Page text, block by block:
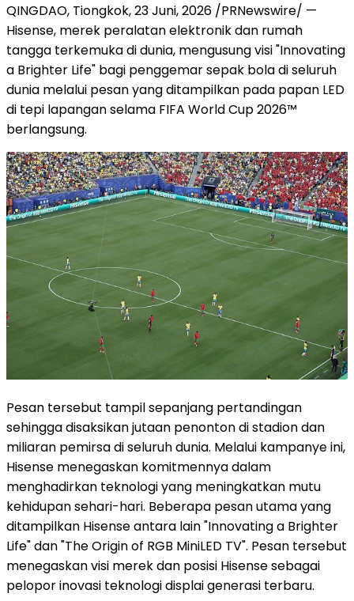
QINGDAO, Tiongkok,23 Juni, 2026 /PRNewswire/ —
Hisense, merek peralatan elektronik dan rumah
tangga terkemuka di dunia, mengusung visi "Innovating
a Brighter Life" bagi penggemar sepak bola di seluruh
dunia melalui pesan yang ditampilkan pada papan LED
di tepi lapangan selama FIFA World Cup 2026™
berlangsung.
Pesan tersebut tampil sepanjang pertandingan
sehingga disaksikan jutaan penonton di stadion dan
miliaran pemirsa di seluruh dunia. Melalui kampanye ini,
Hisense menegaskan komitmennya dalam
menghadirkan teknologi yang meningkatkan mutu
kehidupan sehari-hari. Beberapa pesan utama yang
ditampilkan Hisense antara lain "Innovating a Brighter
Life" dan "The Origin of RGB MiniLED TV". Pesan tersebut
menegaskan visi merek dan posisi Hisense sebagai
pelopor inovasi teknologi displai generasi terbaru.